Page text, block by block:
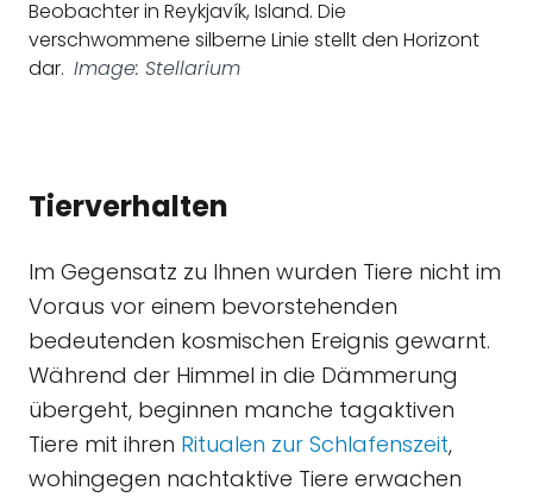
Beobachter in Reykjavík, Island. Die
verschwommene silberne Linie stellt den Horizont
dar. Image: Stellarium
Tierverhalten
Im Gegensatz zu Ihnen wurden Tiere nicht im
Voraus vor einem bevorstehenden
bedeutenden kosmischen Ereignis gewarnt.
Während der Himmel in die Dämmerung
übergeht, beginnen manche tagaktiven
Tiere mit ihren Ritualen zur Schlafenszeit,
wohingegen nachtaktive Tiere erwachen